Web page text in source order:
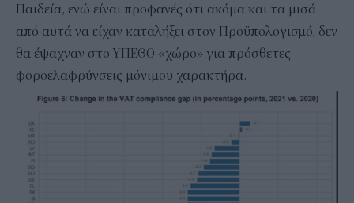
Παιδεία, ενώ είναι προφανές ότι ακόμα και τα μισά
από αυτά να είχαν καταλήξει στον Προϋπολογισμό, δεν
θα έψαχναν στο ΥΠΕΘΟ «χώρο» για πρόσθετες
φοροελαφρύνσεις μόνιμου χαρακτήρα.